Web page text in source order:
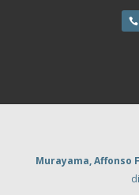
Murayama, Affonso